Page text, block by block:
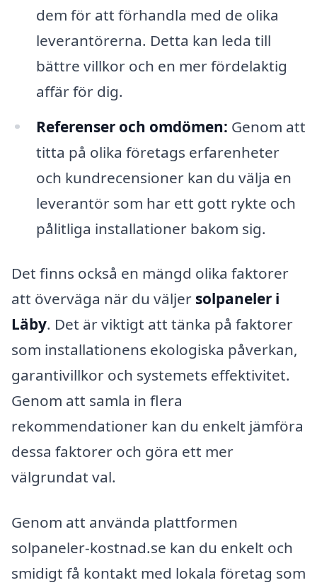
dem för att förhandla med de olika
leverantörerna. Detta kan leda till
bättre villkor och en mer fördelaktig
affär för dig.
Referenser och omdömen: Genom att
titta på olika företags erfarenheter
och kundrecensioner kan du välja en
leverantör som har ett gott rykte och
pålitliga installationer bakom sig.
Det finns också en mängd olika faktorer
att överväga när du väljer solpaneler i
Läby. Det är viktigt att tänka på faktorer
som installationens ekologiska påverkan,
garantivillkor och systemets effektivitet.
Genom att samla in flera
rekommendationer kan du enkelt jämföra
dessa faktorer och göra ett mer
välgrundat val.
Genom att använda plattformen
solpaneler-kostnad.se kan du enkelt och
smidigt få kontakt med lokala företag som